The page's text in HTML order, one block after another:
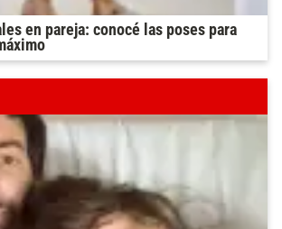
en pareja: conocé las poses para